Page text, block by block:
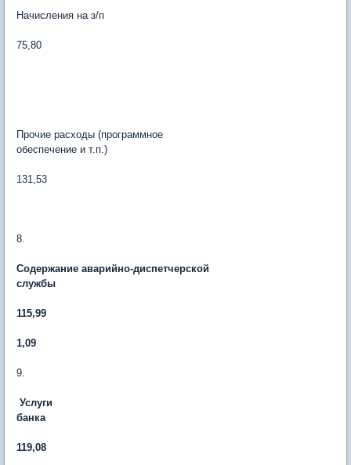
Начисления на з/п
75,80
Прочие расходы (программное
обеспечение и т.п.)
131,53
8.
Содержание аварийно-диспетчерской
службы
115,99
1,09
9.
Услуги
банка
119,08